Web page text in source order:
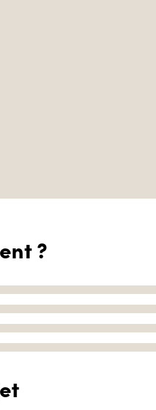
?